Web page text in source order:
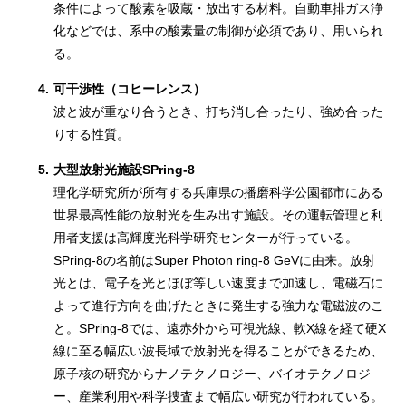
条件によって酸素を吸蔵・放出する材料。自動車排ガス浄
化などでは、系中の酸素量の制御が必須であり、用いられ
る。
4. 可干渉性（コヒーレンス）
波と波が重なり合うとき、打ち消し合ったり、強め合った
りする性質。
5. 大型放射光施設SPring-8
理化学研究所が所有する兵庫県の播磨科学公園都市にある
世界最高性能の放射光を生み出す施設。その運転管理と利
用者支援は高輝度光科学研究センターが行っている。
SPring-8の名前はSuper Photon ring-8 GeVに由来。放射
光とは、電子を光とほぼ等しい速度まで加速し、電磁石に
よって進行方向を曲げたときに発生する強力な電磁波のこ
と。SPring-8では、遠赤外から可視光線、軟X線を経て硬X
線に至る幅広い波長域で放射光を得ることができるため、
原子核の研究からナノテクノロジー、バイオテクノロジ
ー、産業利用や科学捜査まで幅広い研究が行われている。